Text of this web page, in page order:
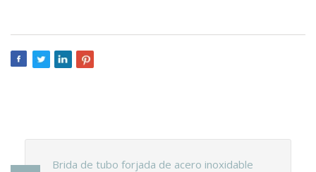
Brida de tubo forjada de acero inoxidable